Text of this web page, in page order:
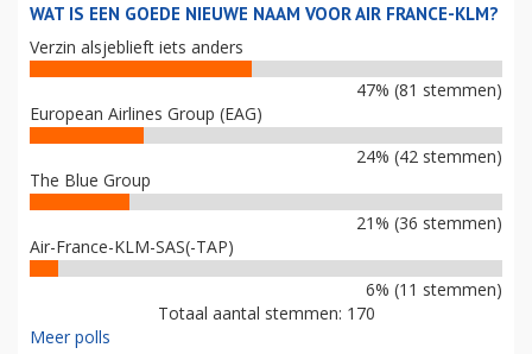
WAT IS EEN GOEDE NIEUWE NAAM VOOR AIR FRANCE-KLM?
Verzin alsjeblieft iets anders
47% (81 stemmen)
European Airlines Group (EAG)
24% (42 stemmen)
The Blue Group
21% (36 stemmen)
Air-France-KLM-SAS(-TAP)
6% (11 stemmen)
Totaal aantal stemmen: 170
Meer polls